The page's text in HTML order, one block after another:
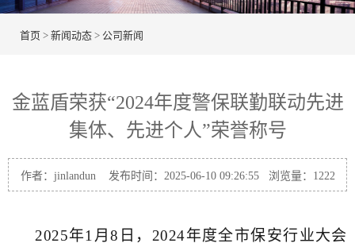
首页 > 新闻动态 > 公司新闻
金蓝盾荣获“2024年度警保联勤联动先进
集体、先进个人”荣誉称号
作者：jinlandun 发布时间：2025-06-10 09:26:55 浏览量： 1222
2025年1月8日，2024年度全市保安行业大会